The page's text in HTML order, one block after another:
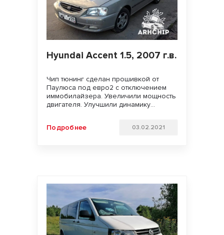
Hyundai Accent 1.5, 2007 г.в.
Чип тюнинг сделан прошивкой от
Паулюса под евро2 с отключением
иммобилайзера. Увеличили мощность
двигателя. Улучшили динамику
Подробнее 03.02.2021